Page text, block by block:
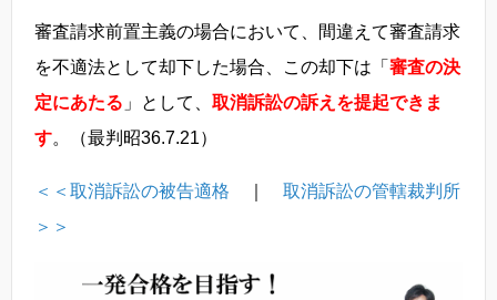
審査請求前置主義の場合において、間違えて審査請求
を不適法として却下した場合、この却下は「 審査の決
定にあたる 」として、 取消訴訟の訴えを提起できま
す。（最判昭36.7.21）
＜＜取消訴訟の被告適格
取消訴訟の管轄裁判所
＞＞